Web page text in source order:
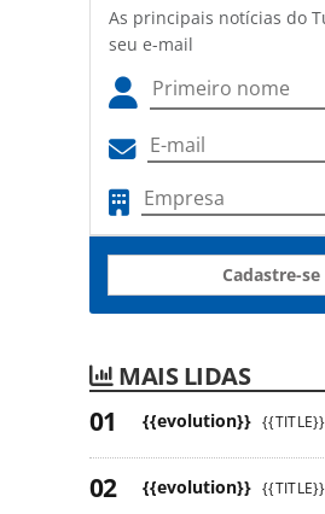
As principais notícias do
seu e-mail
Cadastre-se
MAIS LIDAS
{{evolution}} {{TITLE}}
{{evolution}} {{TITLE}}